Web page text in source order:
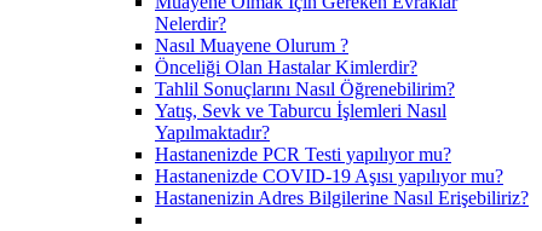
Nelerdir?
Nasıl Muayene Olurum ?
Önceliği Olan Hastalar Kimlerdir?
Tahlil Sonuçlarını Nasıl Öğrenebilirim?
Yatış, Sevk ve Taburcu İşlemleri Nasıl
Yapılmaktadır?
Hastanenizde PCR Testi yapılıyor mu?
Hastanenizde COVID-19 Aşısı yapılıyor mu?
Hastanenizin Adres Bilgilerine Nasıl Erişebiliriz?